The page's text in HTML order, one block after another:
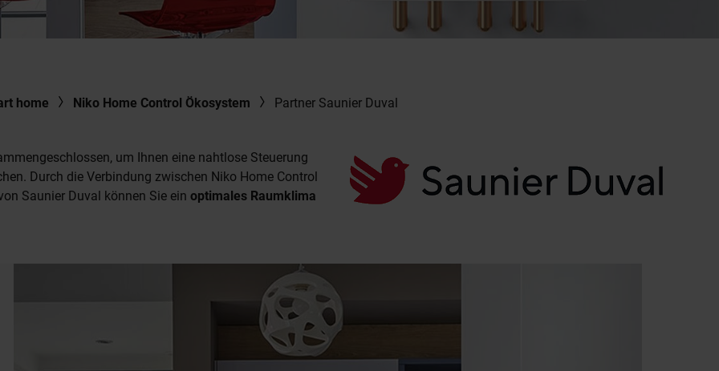
home Niko Home Control Ökosystem Partner Saunier Duval
um Ihnen eine nahtlose Steuerung
Durch die Verbindung zwischen Niko Home Control
Saunier Duval können Sie ein optimales Raumklima